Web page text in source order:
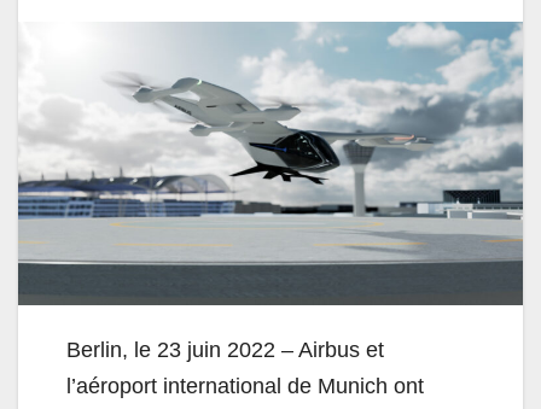
Berlin, le 23 juin 2022 – Airbus et
l’aéroport international de Munich ont